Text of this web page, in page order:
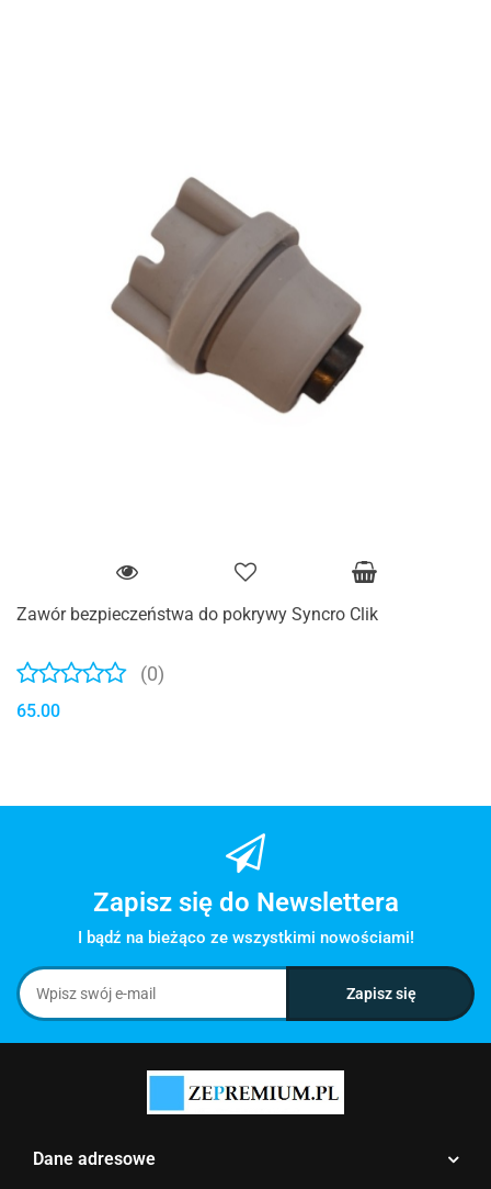
Zawór bezpieczeństwa do pokrywy Syncro Clik
(0)
65.00
Zapisz się do Newslettera
I bądź na bieżąco ze wszystkimi nowościami!
Dane adresowe